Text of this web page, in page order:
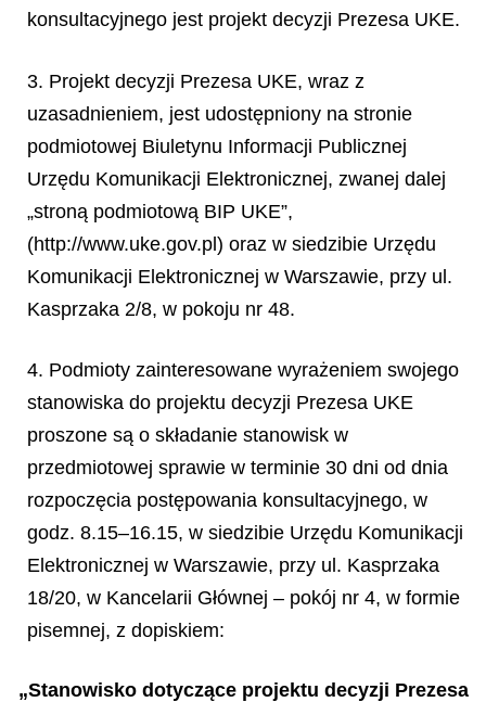
konsultacyjnego jest projekt decyzji Prezesa UKE.
3. Projekt decyzji Prezesa UKE, wraz z
uzasadnieniem, jest udostępniony na stronie
podmiotowej Biuletynu Informacji Publicznej
Urzędu Komunikacji Elektronicznej, zwanej dalej
„stroną podmiotową BIP UKE”,
(http://www.uke.gov.pl) oraz w siedzibie Urzędu
Komunikacji Elektronicznej w Warszawie, przy ul.
Kasprzaka 2/8, w pokoju nr 48.
4. Podmioty zainteresowane wyrażeniem swojego
stanowiska do projektu decyzji Prezesa UKE
proszone są o składanie stanowisk w
przedmiotowej sprawie w terminie 30 dni od dnia
rozpoczęcia postępowania konsultacyjnego, w
godz. 8.15–16.15, w siedzibie Urzędu Komunikacji
Elektronicznej w Warszawie, przy ul. Kasprzaka
18/20, w Kancelarii Głównej – pokój nr 4, w formie
pisemnej, z dopiskiem:
„Stanowisko dotyczące projektu decyzji Prezesa